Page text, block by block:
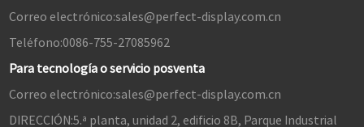
Correo electrónico:sales@perfect-display.com.cn
Teléfono:0086-755-27085962
Para tecnología o servicio posventa
Correo electrónico:sales@perfect-display.com.cn
DIRECCIÓN:5.ª planta, unidad 2, edificio 8B, Parque Industrial